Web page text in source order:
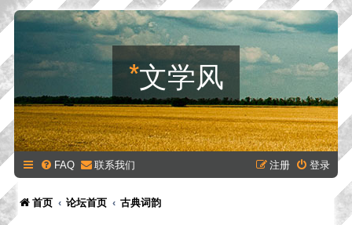
*文学风
FAQ 联系我们 登录
注册
首页 论坛首页 古典词韵